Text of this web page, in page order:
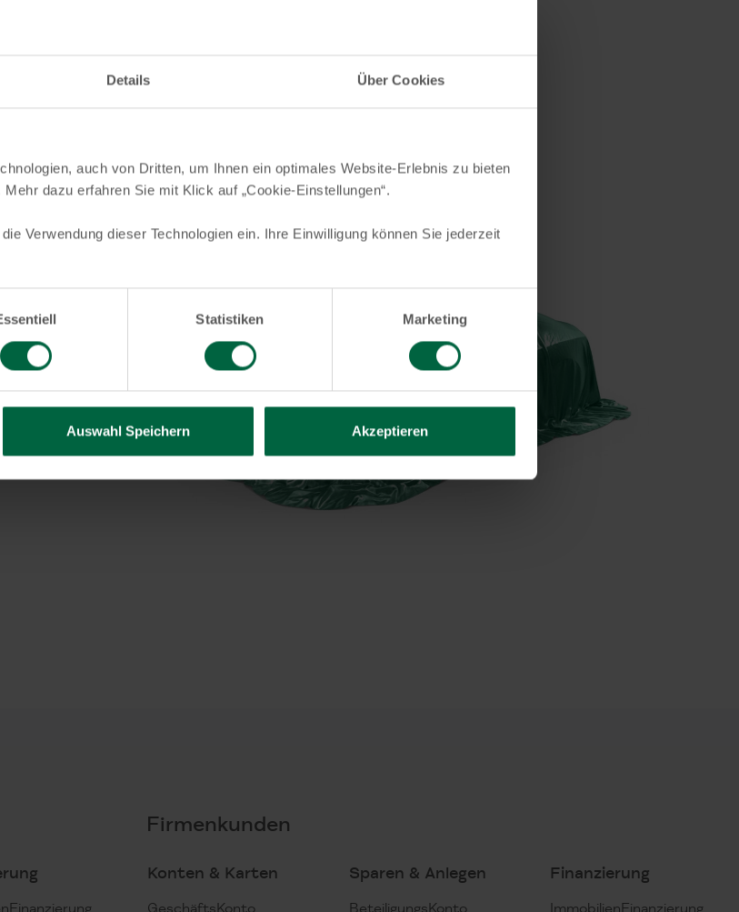
Details Über Cookies
auch von Dritten, um Ihnen ein optimales Website-Erlebnis zu bieten
dazu erfahren Sie mit Klick auf „Cookie-Einstellungen“.
Verwendung dieser Technologien ein. Ihre Einwilligung können Sie jederzeit
Statistiken Marketing
Auswahl Speichern Akzeptieren
VerbraucherFinanzierung
bald
der KT
Firmenkunden
Konten & Karten
GeschäftsKonto
Sparen & Anlegen
BeteiligungsKonto
Finanzierung
ImmobilienFinanzierung